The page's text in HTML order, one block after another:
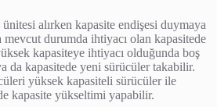
alırken kapasite endişesi duymaya
mevcut durumda ihtiyacı olan kapasitede
kapasiteye ihtiyacı olduğunda boş
da kapasitede yeni sürücüler takabilir.
yüksek kapasiteli sürücüler ile
kapasite yükseltimi yapabilir.